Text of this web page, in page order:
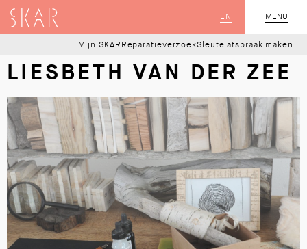
MENU
SLUIT
EN
SKAR
Mijn SKAR ReparatieverzoekSleutelafspraak maken
LIESBETH VAN DER ZEE